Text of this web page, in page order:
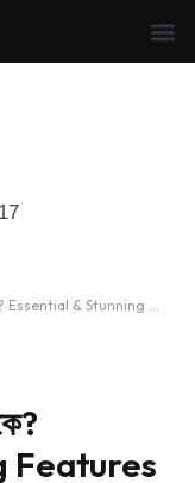
Essential & Stunning Features
Features